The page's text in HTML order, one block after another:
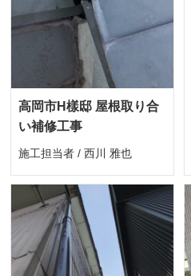
高岡市H樣邸 屋根取り合
い補修工事
施工担当者 / 西川 雅也